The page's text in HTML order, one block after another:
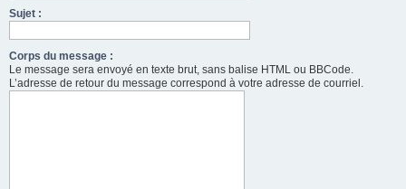
Sujet :
Corps du message :
Le message sera envoyé en texte brut, sans balise HTML ou BBCode.
L’adresse de retour du message correspond à votre adresse de courriel.